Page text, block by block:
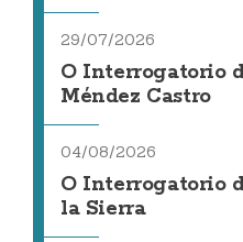
29/07/2026
O Interrogatorio
Méndez Castro
04/08/2026
O Interrogatorio
la Sierra